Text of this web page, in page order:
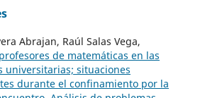
Abrajan, Raúl Salas Vega,
de matemáticas en las
universitarias; situaciones
durante el confinamiento por la